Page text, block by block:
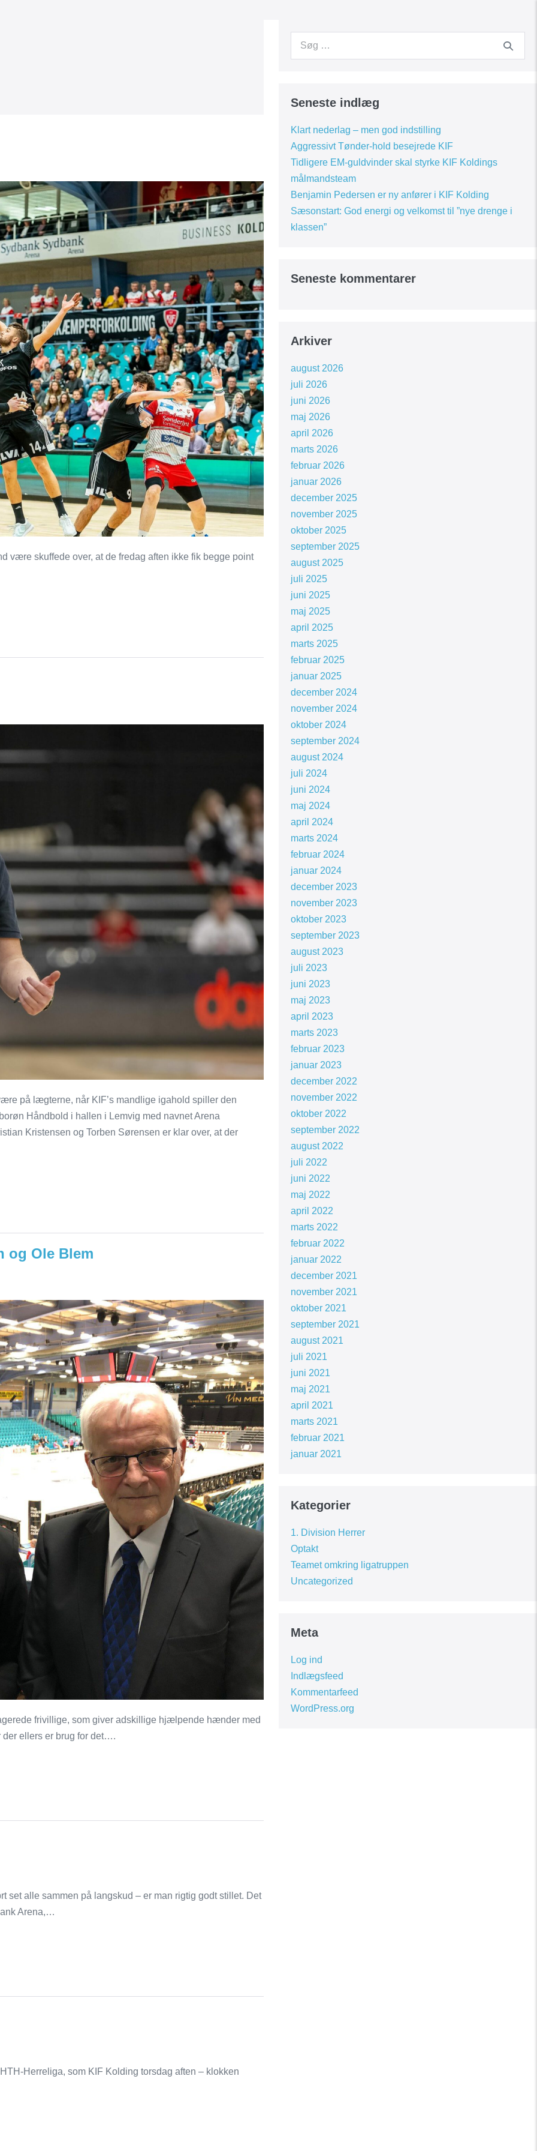
være skuffede over, at de fredag aften ikke fik begge point
på lægterne, når KIF’s mandlige igahold spiller den
Håndbold i hallen i Lemvig med navnet Arena
Kristensen og Torben Sørensen er klar over, at der
og Ole Blem
frivillige, som giver adskillige hjælpende hænder med
der ellers er brug for det….
set alle sammen på langskud – er man rigtig godt stillet. Det
Arena,…
Herreliga, som KIF Kolding torsdag aften – klokken
Search
Seneste indlæg
Klart nederlag – men god indstilling
Aggressivt Tønder-hold besejrede KIF
Tidligere EM-guldvinder skal styrke KIF Koldings
målmandsteam
Benjamin Pedersen er ny anfører i KIF Kolding
Sæsonstart: God energi og velkomst til ”nye drenge i
klassen”
Seneste kommentarer
Arkiver
august 2026
juli 2026
juni 2026
maj 2026
april 2026
marts 2026
februar 2026
januar 2026
december 2025
november 2025
oktober 2025
september 2025
august 2025
juli 2025
juni 2025
maj 2025
april 2025
marts 2025
februar 2025
januar 2025
december 2024
november 2024
oktober 2024
september 2024
august 2024
juli 2024
juni 2024
maj 2024
april 2024
marts 2024
februar 2024
januar 2024
december 2023
november 2023
oktober 2023
september 2023
august 2023
juli 2023
juni 2023
maj 2023
april 2023
marts 2023
februar 2023
januar 2023
december 2022
november 2022
oktober 2022
september 2022
august 2022
juli 2022
juni 2022
maj 2022
april 2022
marts 2022
februar 2022
januar 2022
december 2021
november 2021
oktober 2021
september 2021
august 2021
juli 2021
juni 2021
maj 2021
april 2021
marts 2021
februar 2021
januar 2021
Kategorier
1. Division Herrer
Optakt
Teamet omkring ligatruppen
Uncategorized
Meta
Log ind
Indlægsfeed
Kommentarfeed
WordPress.org